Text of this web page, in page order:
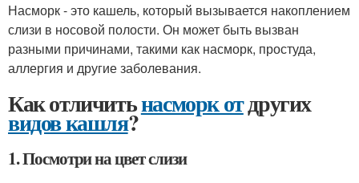
Насморк - это кашель, который вызывается накоплением
слизи в носовой полости. Он может быть вызван
разными причинами, такими как насморк, простуда,
аллергия и другие заболевания.
Как отличитьнасморк отдругих
видов кашля?
1. Посмотри на цвет слизи